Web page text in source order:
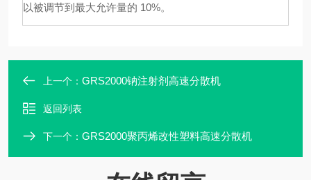
以被调节到最大允许量的 10%。
上一个： GRS2000钠注射剂高速分散机
返回列表
下一个： GRS2000聚丙烯改性塑料高速分散机